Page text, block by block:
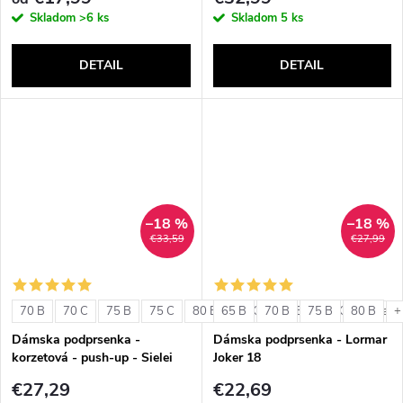
Skladom >6 ks
DETAIL
Skladom 5 ks
DETAIL
€33,59
–18 %
70 B 70 C 75 B 75 C 80 B 80 C 85 B 85 C +
Dámska podprsenka -
korzetová - push-up - Sielei
€27,29
€27,99
–18 %
65 B 70 B 75 B 80 B
Dámska podprsenka - Lormar
Joker 18
€22,69